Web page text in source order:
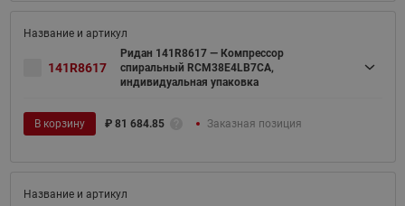
141R8617
Ридан 141R8617 — Компрессор
спиральный RCM38E4LB7CA,
индивидуальная упаковка
В корзину ₽ 81 684.85 Заказная позиция